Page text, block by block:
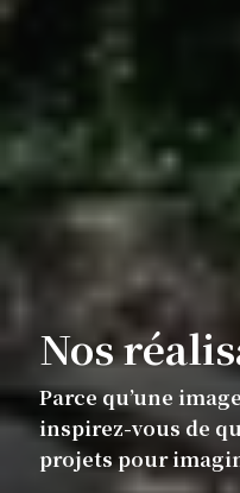
Nos
Parce qu’une
inspirez-vous de
projets pour